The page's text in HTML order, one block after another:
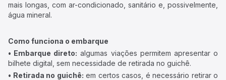
mais longas, com ar-condicionado, sanitário e, possivelmente,
água mineral.
Como funciona o embarque
• Embarque direto: algumas viações permitem apresentar o
bilhete digital, sem necessidade de retirada no guichê.
• Retirada no guichê: em certos casos, é necessário retirar o